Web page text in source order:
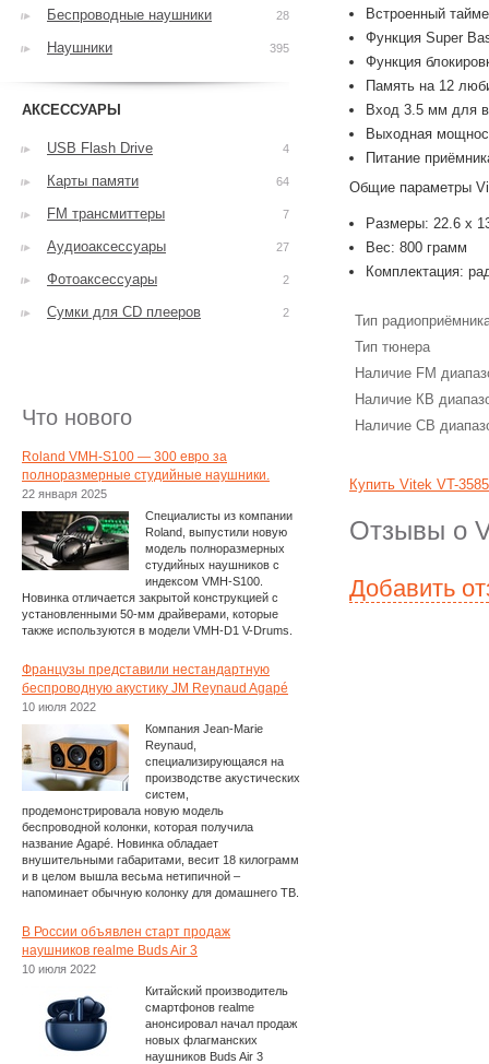
Встроенный
Функция Super
Функция
Память на 12
Вход 3.5 мм для
Выходная
Питание
Общие параметры
Размеры: 22.6 x
Вес: 800 грамм
Комплектация:
Тип
Тип тюнера
Наличие FM
Наличие КВ
Наличие СВ
Купить Vitek VT-
Отзывы о
Добавить
Беспроводные наушники 28
Наушники 395
АКСЕССУАРЫ
USB Flash Drive 4
Карты памяти 64
FM трансмиттеры 7
Аудиоаксессуары 27
Фотоаксессуары 2
Сумки для CD плееров 2
Что нового
Roland VMH-S100 — 300 евро за
полноразмерные студийные наушники.
22 января 2025
Специалисты из компании
Roland, выпустили новую
модель полноразмерных
студийных наушников с
индексом VMH-S100.
Новинка отличается закрытой конструкцией с
установленными 50-мм драйверами, которые
также используются в модели VMH-D1 V-Drums.
Французы представили нестандартную
беспроводную акустику JM Reynaud Agapé
10 июля 2022
Компания Jean-Marie
Reynaud,
специализирующаяся на
производстве акустических
систем,
продемонстрировала новую модель
беспроводной колонки, которая получила
название Agapé. Новинка обладает
внушительными габаритами, весит 18 килограмм
и в целом вышла весьма нетипичной –
напоминает обычную колонку для домашнего ТВ.
В России объявлен старт продаж
наушников realme Buds Air 3
10 июля 2022
Китайский производитель
смартфонов realme
анонсировал начал продаж
новых флагманских
наушников Buds Air 3